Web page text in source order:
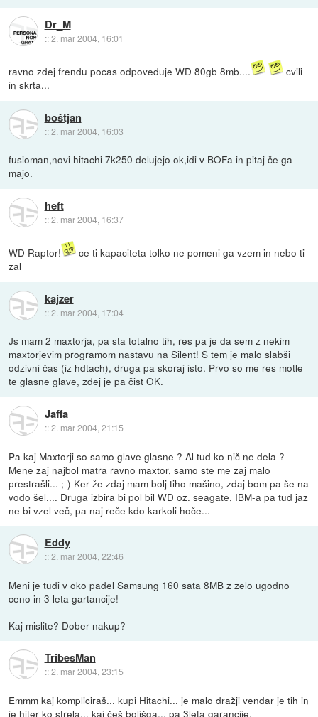
Dr_M
::2. mar 2004, 16:01
ravno zdej frendu pocas odpoveduje WD 80gb 8mb....
cvili
in skrta...
boštjan
::2. mar 2004, 16:03
fusioman,novi hitachi 7k250 delujejo ok,idi v BOFa in pitaj če ga
majo.
heft
::2. mar 2004, 16:37
WD Raptor!
ce ti kapaciteta tolko ne pomeni ga vzem in nebo ti
zal
kajzer
::2. mar 2004, 17:04
Js mam 2 maxtorja, pa sta totalno tih, res pa je da sem z nekim
maxtorjevim programom nastavu na Silent! S tem je malo slabši
odzivni čas (iz hdtach), druga pa skoraj isto. Prvo so me res motle
te glasne glave, zdej je pa čist OK.
Jaffa
::2. mar 2004, 21:15
Pa kaj Maxtorji so samo glave glasne ? Al tud ko nič ne dela ?
Mene zaj najbol matra ravno maxtor, samo ste me zaj malo
prestrašli... ;-) Ker že zdaj mam bolj tiho mašino, zdaj bom pa še na
vodo šel.... Druga izbira bi pol bil WD oz. seagate, IBM-a pa tud jaz
ne bi vzel več, pa naj reče kdo karkoli hoče...
Eddy
::2. mar 2004, 22:46
Meni je tudi v oko padel Samsung 160 sata 8MB z zelo ugodno
ceno in 3 leta gartancije!
Kaj mislite? Dober nakup?
TribesMan
::2. mar 2004, 23:15
Emmm kaj kompliciraš... kupi Hitachi... je malo dražji vendar je tih in
je hiter ko strela... kaj češ boljšga... pa 3leta garancije.